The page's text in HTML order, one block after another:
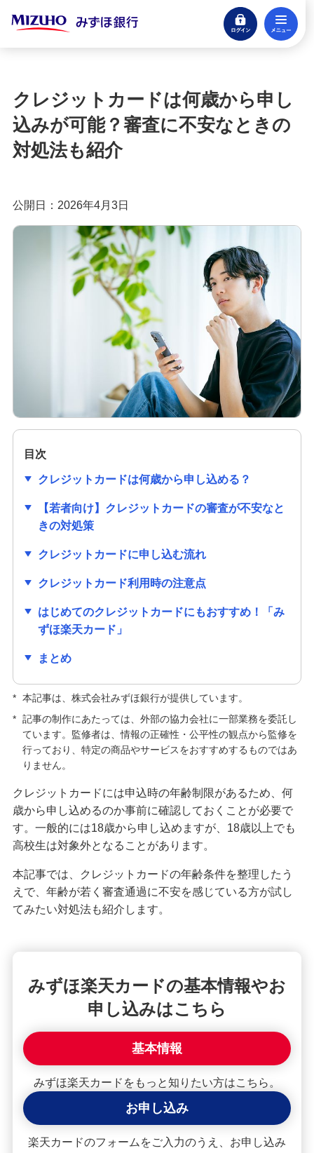
ログイン
閉じる
みずほ楽天カード（クレジットカード）
クレジットカードとは？種類やメリット・注意
点、審査の流れを分かりやすく解説
クレジットカードのポイント還元率とは？選び方
や効率良く貯めるコツを紹介
クレジットカードの年会費は？無料・有料のメリ
ットや選び方を分かりやすく解説
クレジットカードの作り方は？必要なものや初め
ての1枚を選ぶ際のポイントも解説
クレジットカードのセキュリティコードとは？役
割や確認方法、不正利用対策を解説
作り方、利用限度額についても解説
クレジットカードの審査項目は？時間や必要書
類、落ちる理由を解説
るの？流出リスクと対策も紹介
クレジットカードの有効期限はどのくらい？更新
時の手続きも分かりやすく紹介
自分に合う1枚の選び方を紹介
クレジットカードの手数料が発生するのはどんな
とき？手数料なしで利用する方法も紹介
キャッシュカードとクレジットカードの違いは？
役割や使い分ける方法も解説
クレジットカードの解約前に確認すること・手続
方法は？メリット・デメリットも解説
しいカードが届かない原因も解説
クレジットカードの利用限度額はどう決まる？仕
決策を紹介
【クレジットカード初心者向け】使い方や使える
クレジットカードの住所変更手続を紹介！タイミ
ングや変更しないリスクも解説
クレジットカードで分割払い・あとから分割を利
クレジットカードは何歳から申し
込みが可能？審査に不安なときの
対処法も紹介
公開日：2026年4月3日
目次
クレジットカードは何歳から申し込める？
【若者向け】クレジットカードの審査が不安なと
きの対処策
クレジットカードに申し込む流れ
クレジットカード利用時の注意点
はじめてのクレジットカードにもおすすめ！「み
ずほ楽天カード」
まとめ
* 本記事は、株式会社みずほ銀行が提供しています。
* 記事の制作にあたっては、外部の協力会社に一部業務を委託し
ています。監修者は、情報の正確性・公平性の観点から監修を
行っており、特定の商品やサービスをおすすめするものではあ
りません。
クレジットカードには申込時の年齢制限があるため、何
歳から申し込めるのか事前に確認しておくことが必要で
す。一般的には18歳から申し込めますが、18歳以上でも
高校生は対象外となることがあります。
本記事では、クレジットカードの年齢条件を整理したう
えで、年齢が若く審査通過に不安を感じている方が試し
てみたい対処法も紹介します。
みずほ楽天カードの基本情報やお
申し込みはこちら
基本情報
みずほ楽天カードをもっと知りたい方はこちら。
お申し込み
楽天カードのフォームをご入力のうえ、お申し込み